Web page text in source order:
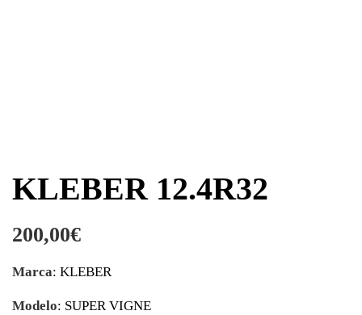
KLEBER 12.4R32
200,00€
Marca: KLEBER
Modelo: SUPER VIGNE